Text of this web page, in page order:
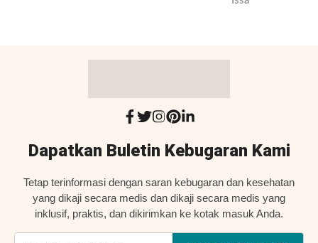
Dapatkan Buletin Kebugaran Kami
Tetap terinformasi dengan saran kebugaran dan kesehatan
yang dikaji secara medis dan dikaji secara medis yang
inklusif, praktis, dan dikirimkan ke kotak masuk Anda.